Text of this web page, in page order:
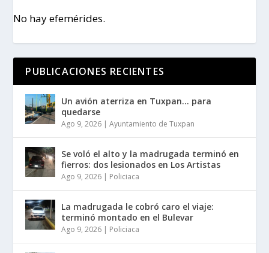
No hay efemérides.
PUBLICACIONES RECIENTES
Un avión aterriza en Tuxpan… para
quedarse
Ago 9, 2026 |Ayuntamiento de Tuxpan
Se voló el alto y la madrugada terminó en
fierros: dos lesionados en Los Artistas
Ago 9, 2026 | Policiaca
La madrugada le cobró caro el viaje:
terminó montado en el Bulevar
Ago 9, 2026 | Policiaca